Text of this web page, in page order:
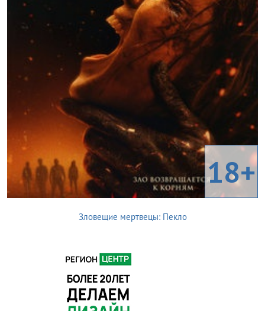
18+
Зловещие мертвецы: Пекло